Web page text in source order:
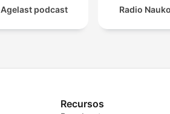
Agelast podcast Radio
Recursos